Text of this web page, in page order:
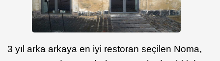
3 yıl arka arkaya en iyi restoran seçilen Noma,